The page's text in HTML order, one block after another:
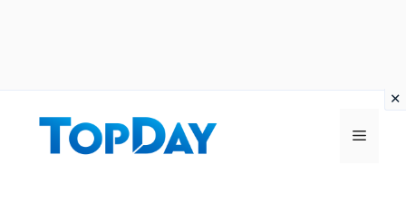
Menu